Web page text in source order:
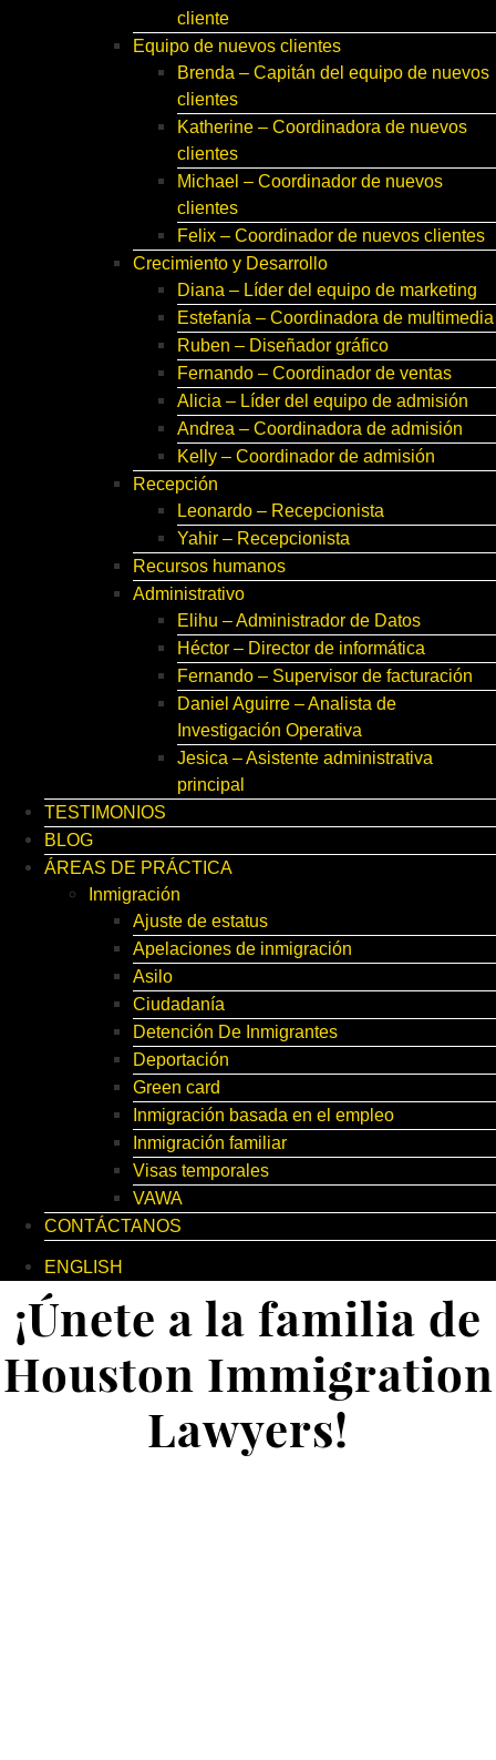
cliente
Equipo de nuevos clientes
Brenda – Capitán del equipo de nuevos
clientes
Katherine – Coordinadora de nuevos
clientes
Michael – Coordinador de nuevos
clientes
Felix – Coordinador de nuevos clientes
Crecimiento y Desarrollo
Diana – Líder del equipo de marketing
Estefanía – Coordinadora de multimedia
Ruben – Diseñador gráfico
Fernando – Coordinador de ventas
Alicia – Líder del equipo de admisión
Andrea – Coordinadora de admisión
Kelly – Coordinador de admisión
Recepción
Leonardo – Recepcionista
Yahir – Recepcionista
Recursos humanos
Administrativo
Elihu – Administrador de Datos
Héctor – Director de informática
Fernando – Supervisor de facturación
Daniel Aguirre – Analista de
Investigación Operativa
Jesica – Asistente administrativa
principal
TESTIMONIOS
BLOG
ÁREAS DE PRÁCTICA
Inmigración
Ajuste de estatus
Apelaciones de inmigración
Asilo
Ciudadanía
Detención De Inmigrantes
Deportación
Green card
Inmigración basada en el empleo
Inmigración familiar
Visas temporales
VAWA
CONTÁCTANOS
ENGLISH
¡Únete a la familia de
Houston Immigration
Lawyers!